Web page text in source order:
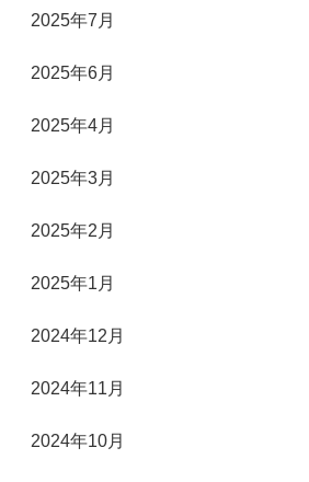
2025年7月
2025年6月
2025年4月
2025年3月
2025年2月
2025年1月
2024年12月
2024年11月
2024年10月